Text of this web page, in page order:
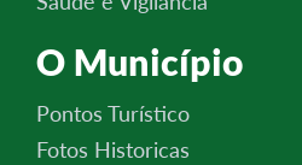
O Município
Pontos Turístico
Fotos Historicas